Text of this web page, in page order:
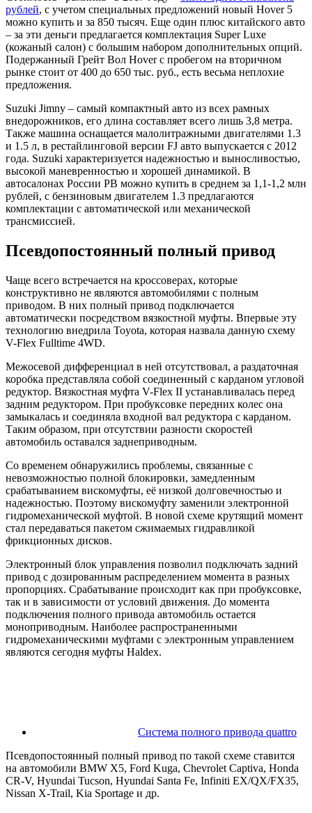
рублей, с учетом специальных предложений новый Hover 5
можно купить и за 850 тысяч. Еще один плюс китайского авто
– за эти деньги предлагается комплектация Super Luxe
(кожаный салон) с большим набором дополнительных опций.
Подержанный Грейт Вол Hover с пробегом на вторичном
рынке стоит от 400 до 650 тыс. руб., есть весьма неплохие
предложения.
Suzuki Jimny – самый компактный авто из всех рамных
внедорожников, его длина составляет всего лишь 3,8 метра.
Также машина оснащается малолитражными двигателями 1.3
и 1.5 л, в рестайлинговой версии FJ авто выпускается с 2012
года. Suzuki характеризуется надежностью и выносливостью,
высокой маневренностью и хорошей динамикой. В
автосалонах России РВ можно купить в среднем за 1,1-1,2 млн
рублей, с бензиновым двигателем 1.3 предлагаются
комплектации с автоматической или механической
трансмиссией.
Псевдопостоянный полный привод
Чаще всего встречается на кроссоверах, которые
конструктивно не являются автомобилями с полным
приводом. В них полный привод подключается
автоматически посредством вязкостной муфты. Впервые эту
технологию внедрила Toyota, которая назвала данную схему
V-Flex Fulltime 4WD.
Межосевой дифференциал в ней отсутствовал, а раздаточная
коробка представляла собой соединенный с карданом угловой
редуктор. Вязкостная муфта V-Flex II устанавливалась перед
задним редуктором. При пробуксовке передних колес она
замыкалась и соединяла входной вал редуктора с карданом.
Таким образом, при отсутствии разности скоростей
автомобиль оставался заднеприводным.
Со временем обнаружились проблемы, связанные с
невозможностью полной блокировки, замедленным
срабатыванием вискомуфты, её низкой долговечностью и
надежностью. Поэтому вискомуфту заменили электронной
гидромеханической муфтой. В новой схеме крутящий момент
стал передаваться пакетом сжимаемых гидравликой
фрикционных дисков.
Электронный блок управления позволил подключать задний
привод с дозированным распределением момента в разных
пропорциях. Срабатывание происходит как при пробуксовке,
так и в зависимости от условий движения. До момента
подключения полного привода автомобиль остается
моноприводным. Наиболее распространенными
гидромеханическими муфтами с электронным управлением
являются сегодня муфты Haldex.
Система полного привода quattro
Псевдопостоянный полный привод по такой схеме ставится
на автомобили BMW X5, Ford Kuga, Chevrolet Captiva, Honda
CR-V, Hyundai Tucson, Hyundai Santa Fe, Infiniti EX/QX/FX35,
Nissan X-Trail, Kia Sportage и др.